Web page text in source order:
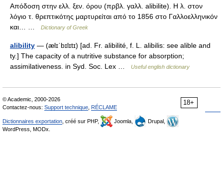
Απόδοση στην ελλ. ξεν. όρου (πρβλ. γαλλ. alibilite). Η λ. στον
λόγιο τ. θρεπτικότης μαρτυρείται από το 1856 στο Γαλλοελληνικόν
και… …
Dictionary of Greek
alibility — (ælɪˈbɪlɪtɪ) [ad. Fr. alibilité, f. L. alibilis: see alible and
ty.] The capacity of a nutritive substance for absorption;
assimilativeness. in Syd. Soc. Lex …
Useful english dictionary
18+
© Academic, 2000-2026
Contactez-nous: Support technique RÉCLAME
Dictionnaires exportation , créé sur PHP, Joomla,
Drupal,
WordPress, MODx.